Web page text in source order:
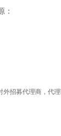
：
募代理商，代理